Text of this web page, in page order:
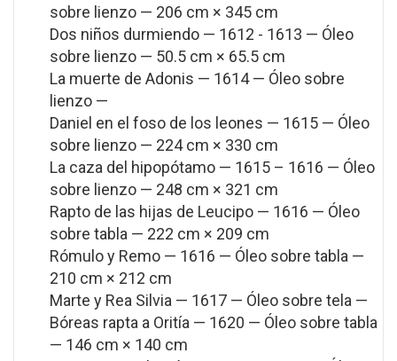
sobre lienzo — 206 cm × 345 cm
Dos niños durmiendo — 1612 - 1613 — Óleo
sobre lienzo — 50.5 cm × 65.5 cm
La muerte de Adonis — 1614 — Óleo sobre
lienzo —
Daniel en el foso de los leones — 1615 — Óleo
sobre lienzo — 224 cm × 330 cm
La caza del hipopótamo — 1615 – 1616 — Óleo
sobre lienzo — 248 cm × 321 cm
Rapto de las hijas de Leucipo — 1616 — Óleo
sobre tabla — 222 cm × 209 cm
Rómulo y Remo — 1616 — Óleo sobre tabla —
210 cm × 212 cm
Marte y Rea Silvia — 1617 — Óleo sobre tela —
Bóreas rapta a Oritía — 1620 — Óleo sobre tabla
— 146 cm × 140 cm